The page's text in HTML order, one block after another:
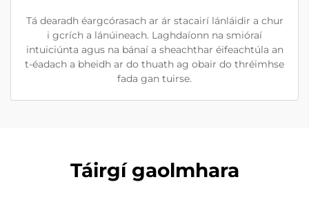
Tá dearadh éargcórasach ar ár stacairí lánláidir a chur
i gcrích a lánúineach. Laghdaíonn na smióraí
intuiciúnta agus na bánaí a sheachthar éifeachtúla an
t-éadach a bheidh ar do thuath ag obair do thréimhse
fada gan tuirse.
Táirgí gaolmhara